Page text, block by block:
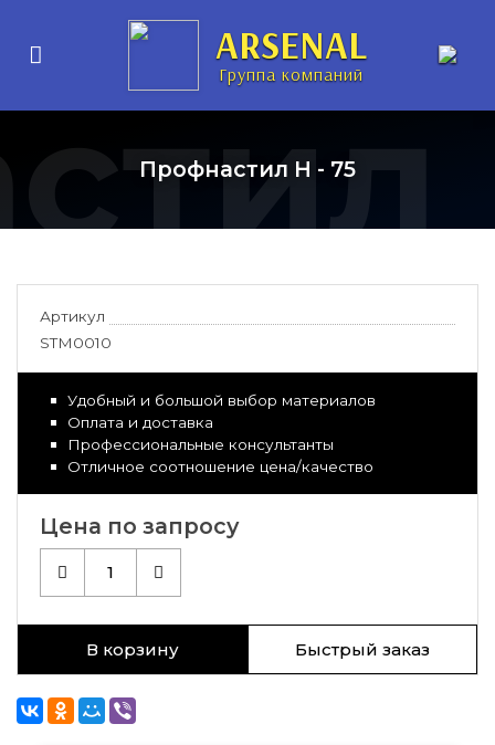
ARSENAL
Группа компаний
Профнастил H - 75
Артикул
STM0010
Удобный и большой выбор материалов
Оплата и доставка
Профессиональные консультанты
Отличное соотношение цена/качество
Цена по запросу
1
В корзину Быстрый заказ